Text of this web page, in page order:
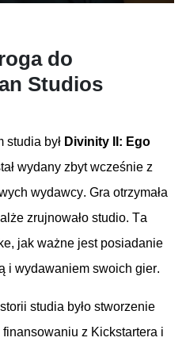
do
Studios
studia był Divinity II: Ego
wydany zbyt wcześnie z
wydawcy. Gra otrzymała
zrujnowało studio. Ta
, jak ważne jest posiadanie
i wydawaniem swoich gier.
studia było stworzenie
z Kickstartera i